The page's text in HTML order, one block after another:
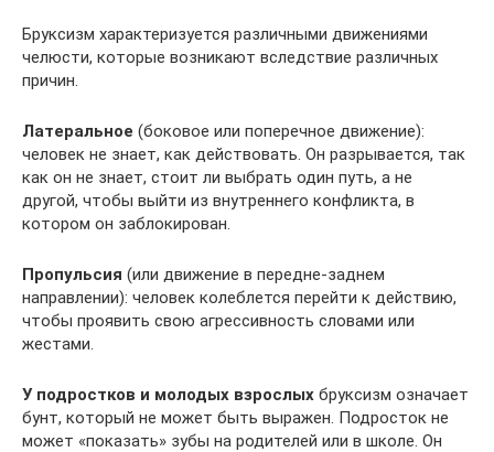
Бруксизм характеризуется различными движениями
челюсти, которые возникают вследствие различных
причин.
Латеральное (боковое или поперечное движение):
человек не знает, как действовать. Он разрывается, так
как он не знает, стоит ли выбрать один путь, а не
другой, чтобы выйти из внутреннего конфликта, в
котором он заблокирован.
Пропульсия (или движение в передне-заднем
направлении): человек колеблется перейти к действию,
чтобы проявить свою агрессивность словами или
жестами.
У подростков и молодых взрослых бруксизм означает
бунт, который не может быть выражен. Подросток не
может «показать» зубы на родителей или в школе. Он